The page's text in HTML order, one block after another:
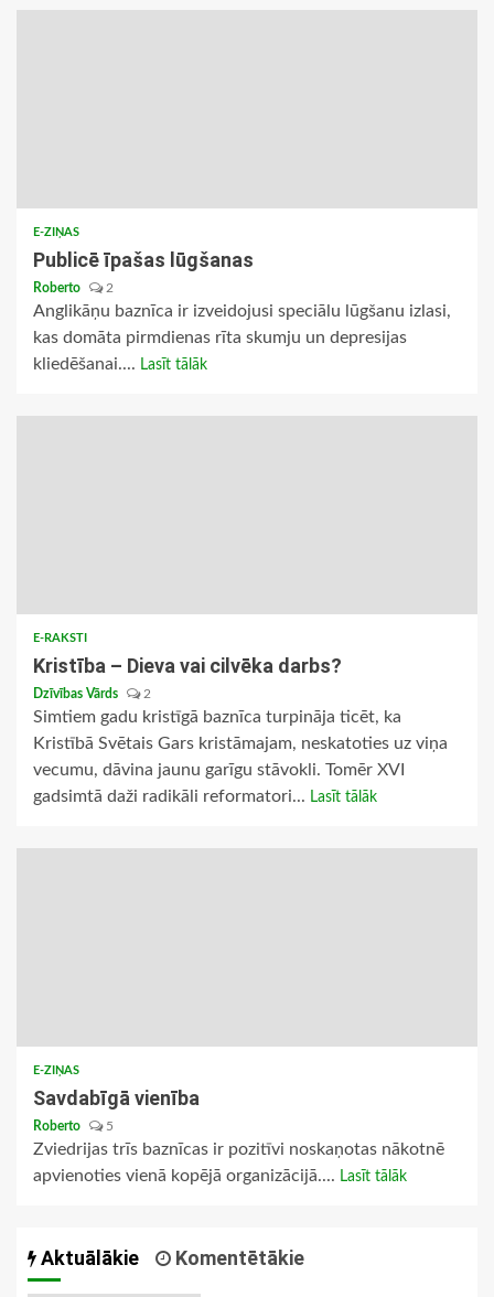
E-ZIŅAS
Publicē īpašas lūgšanas
Roberto 2
Anglikāņu baznīca ir izveidojusi speciālu lūgšanu izlasi,
kas domāta pirmdienas rīta skumju un depresijas
kliedēšanai.... Lasīt tālāk
E-RAKSTI
Kristība – Dieva vai cilvēka darbs?
Dzīvības Vārds 2
Simtiem gadu kristīgā baznīca turpināja ticēt, ka
Kristībā Svētais Gars kristāmajam, neskatoties uz viņa
vecumu, dāvina jaunu garīgu stāvokli. Tomēr XVI
gadsimtā daži radikāli reformatori... Lasīt tālāk
E-ZIŅAS
Savdabīgā vienība
Roberto 5
Zviedrijas trīs baznīcas ir pozitīvi noskaņotas nākotnē
apvienoties vienā kopējā organizācijā.... Lasīt tālāk
Aktuālākie Komentētākie